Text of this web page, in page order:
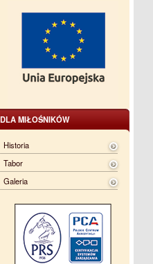
DLA MIŁOŚNIKÓW
Historia
Tabor
Galeria